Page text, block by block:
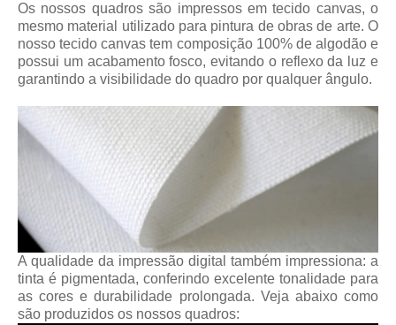
Os nossos quadros são impressos em tecido canvas, o
mesmo material utilizado para pintura de obras de arte. O
nosso tecido canvas tem composição 100% de algodão e
possui um acabamento fosco, evitando o reflexo da luz e
garantindo a visibilidade do quadro por qualquer ângulo.
A qualidade da impressão digital também impressiona: a
tinta é pigmentada, conferindo excelente tonalidade para
as cores e durabilidade prolongada. Veja abaixo como
são produzidos os nossos quadros: